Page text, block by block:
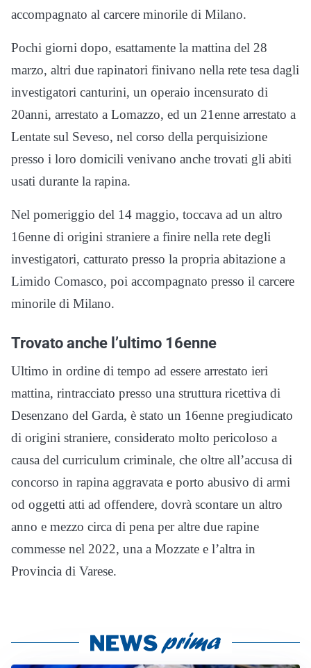
accompagnato al carcere minorile di Milano.
Pochi giorni dopo, esattamente la mattina del 28
marzo, altri due rapinatori finivano nella rete tesa dagli
investigatori canturini, un operaio incensurato di
20anni, arrestato a Lomazzo, ed un 21enne arrestato a
Lentate sul Seveso, nel corso della perquisizione
presso i loro domicili venivano anche trovati gli abiti
usati durante la rapina.
Nel pomeriggio del 14 maggio, toccava ad un altro
16enne di origini straniere a finire nella rete degli
investigatori, catturato presso la propria abitazione a
Limido Comasco, poi accompagnato presso il carcere
minorile di Milano.
Trovato anche l’ultimo 16enne
Ultimo in ordine di tempo ad essere arrestato ieri
mattina, rintracciato presso una struttura ricettiva di
Desenzano del Garda, è stato un 16enne pregiudicato
di origini straniere, considerato molto pericoloso a
causa del curriculum criminale, che oltre all’accusa di
concorso in rapina aggravata e porto abusivo di armi
od oggetti atti ad offendere, dovrà scontare un altro
anno e mezzo circa di pena per altre due rapine
commesse nel 2022, una a Mozzate e l’altra in
Provincia di Varese.